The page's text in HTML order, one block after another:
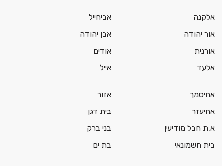
אלקנה
אור יהודה
אורנית
אלעד
אביחייל
אבן יהודה
אודים
אייל
אחיסמך
אחיעזר
א.ת חבל מודיעין
בית חשמונאי
אזור
בית דגן
בני ברק
בת ים